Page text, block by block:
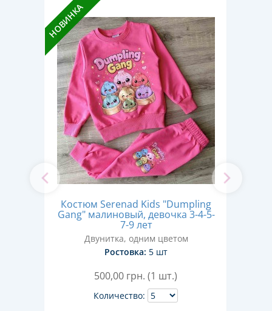
НОВИНКА
Костюм Serenad Kids "Dumpling
Gang" малиновый, девочка 3-4-5-
7-9 лет
Двунитка, одним цветом
Ростовка: 5 шт
500,00 грн. (1 шт.)
Количество: